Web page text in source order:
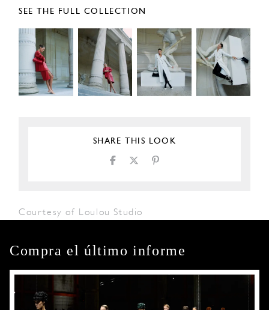
SEE THE FULL COLLECTION
SHARE THIS LOOK
Courtesy of Loulou Studio
Compra el último informe